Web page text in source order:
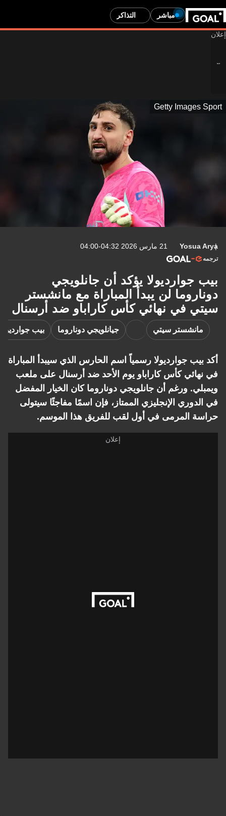
مباشر التذاكر
Getty Images Sport
Yosua Arya 21 مارس 2026 04:32-04:00
ترجمه
بيب جوارديولا يؤكد أن جانلويجي
دوناروما لن يبدأ المباراة مع مانشستر
سيتي في نهائي كأس كاراباو ضد أرسنال
مانشستر سيتي جيانلويجي دوناروما بيب جوارديولا
أكد بيب جوارديولا رسمياً اسم الحارس الذي سيبدأ المباراة
في نهائي كأس كاراباو يوم الأحد ضد أرسنال على ملعب
ويمبلي. ورغم أن جانلويجي دوناروما كان الخيار المفضل
في الدوري الإنجليزي الممتاز، فإن اسمًا مفاجئًا سيتولى
حراسة المرمى في أول لقب للفريق هذا الموسم.